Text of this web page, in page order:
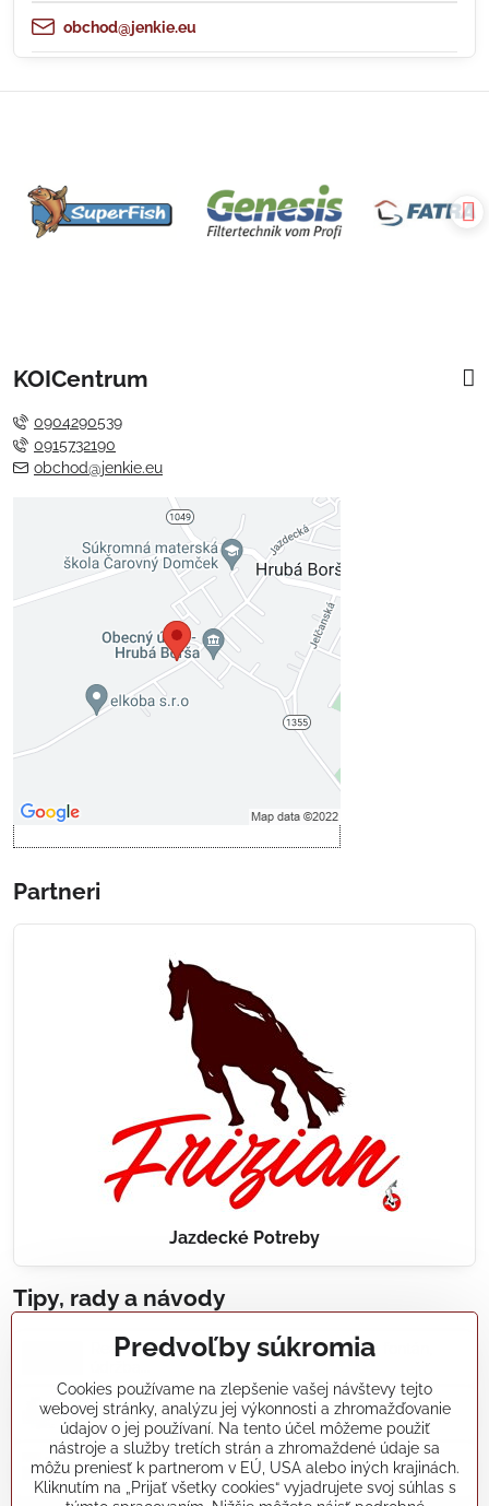
obchod@jenkie.eu
KOICentrum
0904290539
0915732190
obchod@jenkie.eu
Externý obsah je blokovaný
Voľbami súkromia
Prajete si načítať externý obsah?
Povoliť tentokrát
Povoliť a zapamätať - súhlas s
Partneri
Jazdecké Potreby
Tipy, rady a návody
Realizácie záhradných jazierok, bazénov, fontán,
Články a blogy
Rady a návody
Predvoľby súkromia
Cookies používame na zlepšenie vašej návštevy tejto
webovej stránky, analýzu jej výkonnosti a zhromažďovanie
údajov o jej používaní. Na tento účel môžeme použiť
nástroje a služby tretích strán a zhromaždené údaje sa
môžu preniesť k partnerom v EÚ, USA alebo iných krajinách.
Kliknutím na „Prijať všetky cookies“ vyjadrujete svoj súhlas s